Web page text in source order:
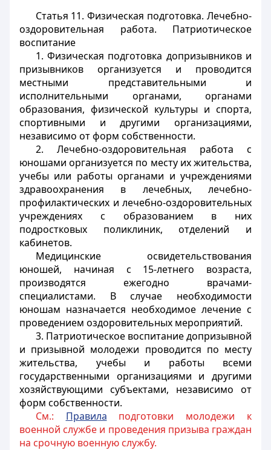
Статья 11. Физическая подготовка. Лечебно-
оздоровительная работа. Патриотическое
воспитание
1. Физическая подготовка допризывников и
призывников организуется и проводится
местными представительными и
исполнительными органами, органами
образования, физической культуры и спорта,
спортивными и другими организациями,
независимо от форм собственности.
2. Лечебно-оздоровительная работа с
юношами организуется по месту их жительства,
учебы или работы органами и учреждениями
здравоохранения в лечебных, лечебно-
профилактических и лечебно-оздоровительных
учреждениях с образованием в них
подростковых поликлиник, отделений и
кабинетов.
Медицинские освидетельствования
юношей, начиная с 15-летнего возраста,
производятся ежегодно врачами-
специалистами. В случае необходимости
юношам назначается необходимое лечение с
проведением оздоровительных мероприятий.
3. Патриотическое воспитание допризывной
и призывной молодежи проводится по месту
жительства, учебы и работы всеми
государственными организациями и другими
хозяйствующими субъектами, независимо от
форм собственности.
См.: Правила подготовки молодежи к
военной службе и проведения призыва граждан
на срочную военную службу.